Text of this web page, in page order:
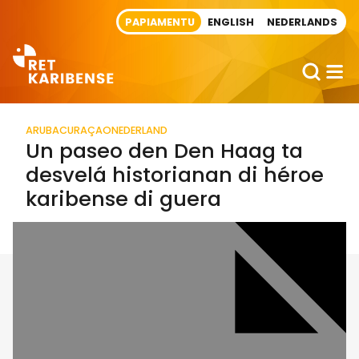
PAPIAMENTU ENGLISH NEDERLANDS
ARUBACURAÇAONEDERLAND
Un paseo den Den Haag ta
desvelá historianan di héroe
karibense di guera